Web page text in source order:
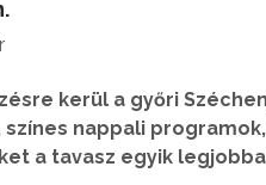
kerül a győri
nappali
a tavasz egyik